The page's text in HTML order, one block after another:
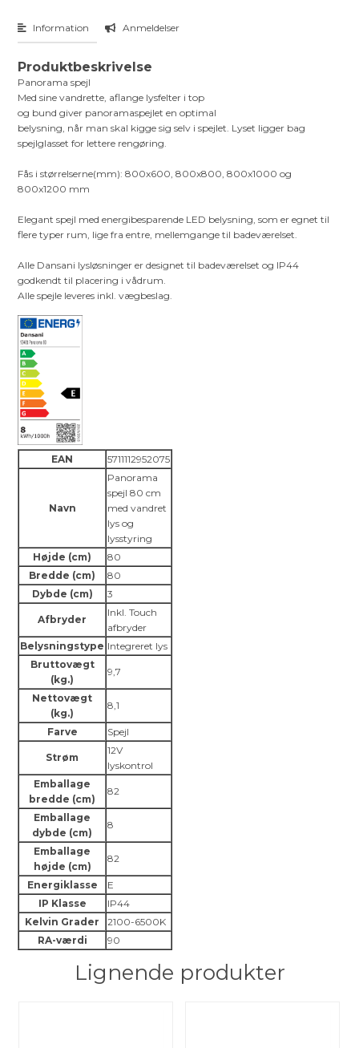
Information Anmeldelser
Produktbeskrivelse
Panorama spejl
Med sine vandrette, aflange lysfelter i top
og bund giver panoramaspejlet en optimal
belysning, når man skal kigge sig selv i spejlet. Lyset ligger bag
spejlglasset for lettere rengøring.
Fås i størrelserne(mm): 800x600, 800x800, 800x1000 og
800x1200 mm
Elegant spejl med energibesparende LED belysning, som er egnet til
flere typer rum, lige fra entre, mellemgange til badeværelset.
Alle Dansani lysløsninger er designet til badeværelset og IP44
godkendt til placering i vådrum.
Alle spejle leveres inkl. vægbeslag.
EAN 5711112952075
Navn
Panorama
spejl 80 cm
med vandret
lys og
lysstyring
Højde (cm)
80
Bredde (cm)
80
Dybde (cm)
3
Afbryder
Inkl. Touch
afbryder
Belysningstype Integreret lys
Bruttovægt
(kg.)
9,7
Nettovægt
(kg.)
8,1
Farve Spejl
Strøm
12V
lyskontrol
Emballage
bredde (cm)
82
Emballage
dybde (cm)
8
Emballage
højde (cm)
82
Energiklasse
E
IP Klasse
IP44
Kelvin Grader
2100-6500K
RA-værdi
90
Lignende produkter